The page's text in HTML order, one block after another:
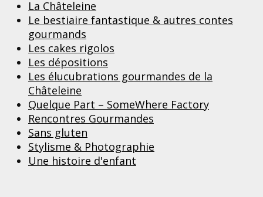
La Châteleine
Le bestiaire fantastique & autres contes
gourmands
Les cakes rigolos
Les dépositions
Les élucubrations gourmandes de la
Châteleine
Quelque Part – SomeWhere Factory
Rencontres Gourmandes
Sans gluten
Stylisme & Photographie
Une histoire d'enfant